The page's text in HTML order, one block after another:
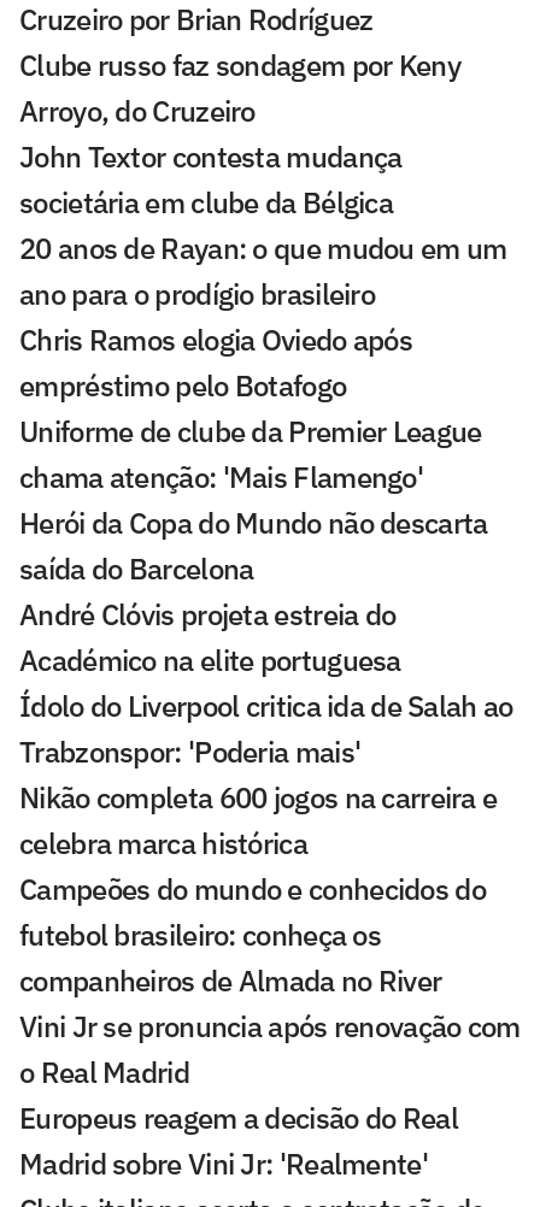
Cruzeiro por Brian Rodríguez
Clube russo faz sondagem por Keny
Arroyo, do Cruzeiro
John Textor contesta mudança
societária em clube da Bélgica
20 anos de Rayan: o que mudou em um
ano para o prodígio brasileiro
Chris Ramos elogia Oviedo após
empréstimo pelo Botafogo
Uniforme de clube da Premier League
chama atenção: 'Mais Flamengo'
Herói da Copa do Mundo não descarta
saída do Barcelona
André Clóvis projeta estreia do
Académico na elite portuguesa
Ídolo do Liverpool critica ida de Salah ao
Trabzonspor: 'Poderia mais'
Nikão completa 600 jogos na carreira e
celebra marca histórica
Campeões do mundo e conhecidos do
futebol brasileiro: conheça os
companheiros de Almada no River
Vini Jr se pronuncia após renovação com
o Real Madrid
Europeus reagem a decisão do Real
Madrid sobre Vini Jr: 'Realmente'